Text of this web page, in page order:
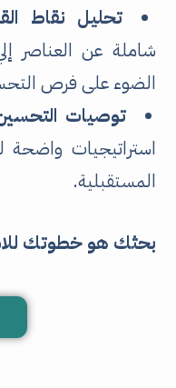
تحليل نقاط
شاملة عن العناصر
الضوء على فرص
توصيات
استراتيجيات
المستقبلية.
بحثك هو خطوتك